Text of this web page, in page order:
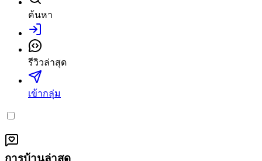
ค้นหา
เข้าสู่ระบบ
รีวิวล่าสุด
เข้ากลุ่ม
การบ้านล่าสุด